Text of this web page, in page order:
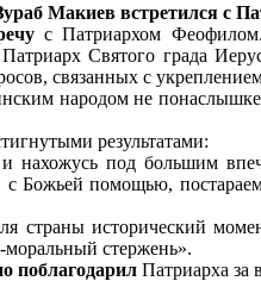
Макиев встретился с
с Патриархом Феофилом.
Святого града
связанных с
народом не
результатами:
нахожусь под большим
Божьей помощью,
страны исторический
моральный стержень».
поблагодарил Патриарха за